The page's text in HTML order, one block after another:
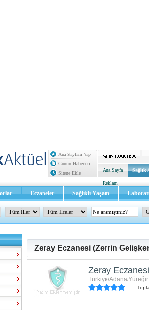
Ana Sayfam Yap
Günün Haberleri
Sitene Ekle
Ana Sayfa Sağlık
Reklam
Eczaneler Sağlıklı Yaşam
İletişim
Zeray Eczanesi (Zerrin
Zeray
Türkiye/Adana/Yüreğir